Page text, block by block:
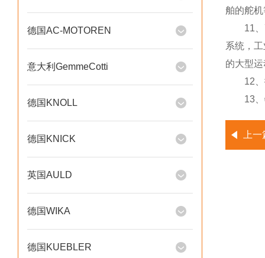
德国AC-MOTOREN
意大利GemmeCotti
德国KNOLL
德国KNICK
英国AULD
德国WIKA
德国KUEBLER
舶的舵
11、高
系统，
的大型
12、
13、特
上